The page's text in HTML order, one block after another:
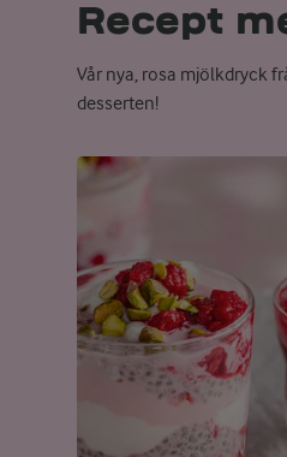
Recept
Vår nya, rosa mjölkdryck
desserten!